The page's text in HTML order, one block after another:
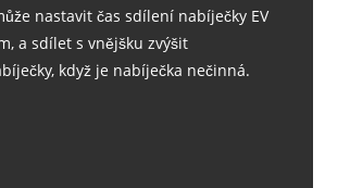
nastavit čas sdílení nabíječky EV
a sdílet s vnějšku zvýšit
když je nabíječka nečinná.